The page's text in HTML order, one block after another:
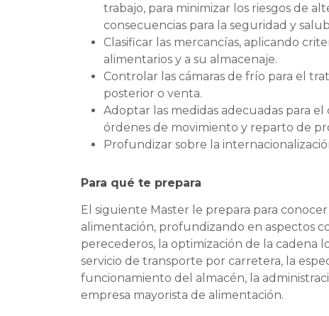
trabajo, para minimizar los riesgos de
consecuencias para la seguridad y
Clasificar las mercancías, aplicando
alimentarios y a su almacenaje.
Controlar las cámaras de frío para el
posterior o venta.
Adoptar las medidas adecuadas para
órdenes de movimiento y reparto de
Profundizar sobre la
Para qué te prepara
El siguiente Master le prepara para
alimentación, profundizando en aspectos
perecederos, la optimización de la cadena
servicio de transporte por carretera, la
funcionamiento del almacén, la
empresa mayorista de alimentación.